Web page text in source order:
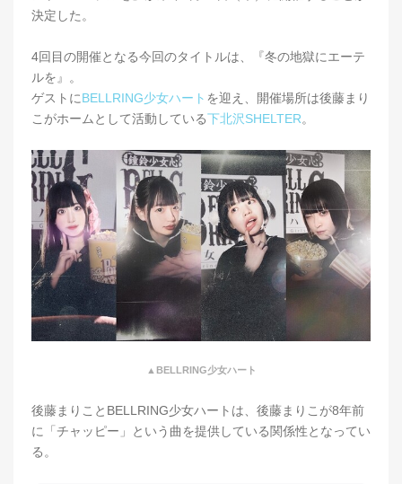
決定した。
4回目の開催となる今回のタイトルは、『冬の地獄にエーテ
ルを』。
ゲストにBELLRING少女ハート を迎え、開催場所は後藤まり
こがホームとして活動している下北沢SHELTER。
▲BELLRING少女ハート
後藤まりことBELLRING少女ハートは、後藤まりこが8年前
に「チャッピー」という曲を提供している関係性となってい
る。